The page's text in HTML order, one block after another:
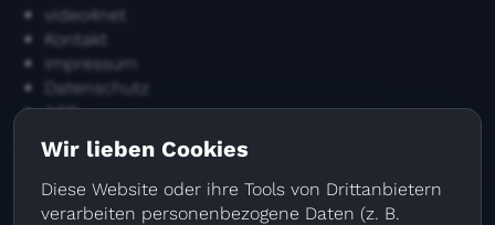
video4net
Kontakt
Impressum
Datenschutz
AGB
Blog
Aktuelles & Tipps
Firmensitz
Wir lieben Cookies
Diese Website oder ihre Tools von Drittanbietern
verarbeiten personenbezogene Daten (z. B.